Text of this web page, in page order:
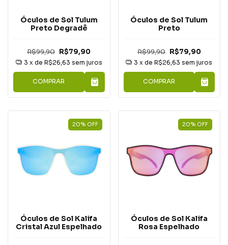
Óculos de Sol Tulum
Preto Degradê
R$99,90 R$79,90
3 x de R$26,63 sem juros
COMPRAR
Óculos de Sol Tulum
Preto
R$99,90 R$79,90
3 x deR$26,63 sem juros
COMPRAR
20% OFF
Óculos de Sol Kalifa
Cristal Azul Espelhado
20% OFF
Óculos de Sol Kalifa
Rosa Espelhado